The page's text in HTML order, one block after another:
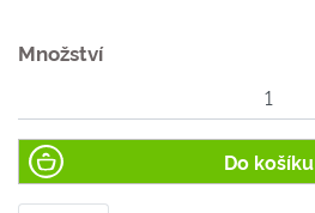
Množství
Do košíku